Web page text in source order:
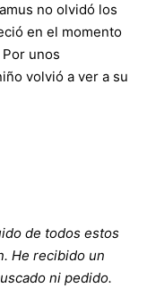
no olvidó los
en el momento
unos
volvió a ver a su
de todos estos
He recibido un
ni pedido.